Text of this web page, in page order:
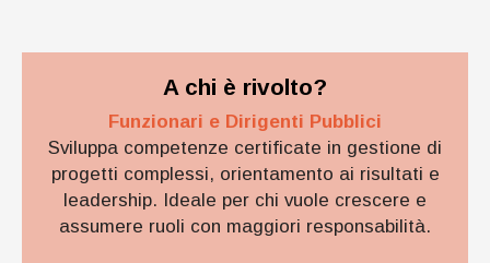
A chi è rivolto?
Funzionari e Dirigenti Pubblici
Sviluppa competenze certificate in gestione di
progetti complessi, orientamento ai risultati e
leadership. Ideale per chi vuole crescere e
assumere ruoli con maggiori responsabilità.